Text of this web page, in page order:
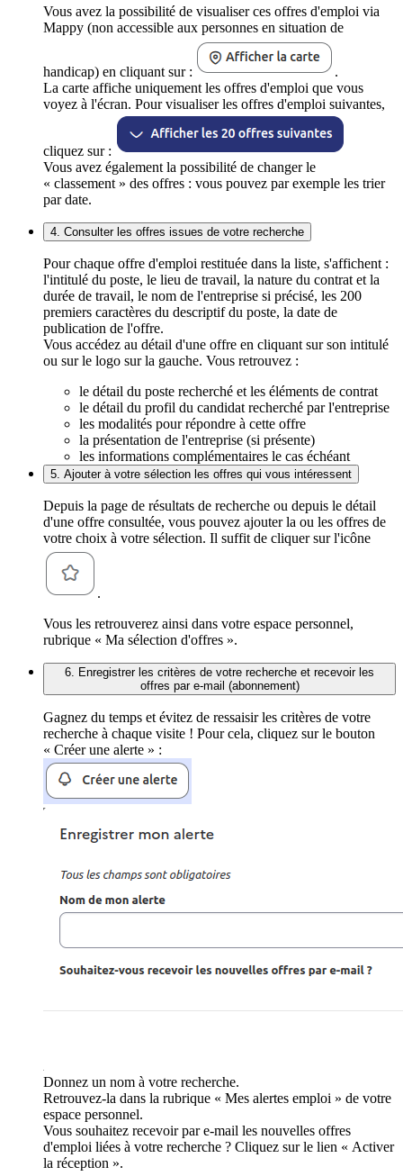
Vous avez la possibilité de visualiser ces offres d'emploi via
Mappy (non accessible aux personnes en situation de
handicap) en cliquant sur :
.
La carte affiche uniquement les offres d'emploi que vous
voyez à l'écran. Pour visualiser les offres d'emploi suivantes,
cliquez sur :
Vous avez également la possibilité de changer le
« classement » des offres : vous pouvez par exemple les trier
par date.
4. Consulter les offres issues de votre recherche
Pour chaque offre d'emploi restituée dans la liste, s'affichent :
l'intitulé du poste, le lieu de travail, la nature du contrat et la
durée de travail, le nom de l'entreprise si précisé, les 200
premiers caractères du descriptif du poste, la date de
publication de l'offre.
Vous accédez au détail d'une offre en cliquant sur son intitulé
ou sur le logo sur la gauche. Vous retrouvez :
le détail du poste recherché et les éléments de contrat
le détail du profil du candidat recherché par l'entreprise
les modalités pour répondre à cette offre
la présentation de l'entreprise (si présente)
les informations complémentaires le cas échéant
5. Ajouter à votre sélection les offres qui vous intéressent
Depuis la page de résultats de recherche ou depuis le détail
d'une offre consultée, vous pouvez ajouter la ou les offres de
votre choix à votre sélection. Il suffit de cliquer sur l'icône
.
Vous les retrouverez ainsi dans votre espace personnel,
rubrique « Ma sélection d'offres ».
6. Enregistrer les critères de votre recherche et recevoir les
offres par e-mail (abonnement)
Gagnez du temps et évitez de ressaisir les critères de votre
recherche à chaque visite ! Pour cela, cliquez sur le bouton
« Créer une alerte » :
Donnez un nom à votre recherche.
Retrouvez-la dans la rubrique « Mes alertes emploi » de votre
espace personnel.
Vous souhaitez recevoir par e-mail les nouvelles offres
d'emploi liées à votre recherche ? Cliquez sur le lien « Activer
la réception ».